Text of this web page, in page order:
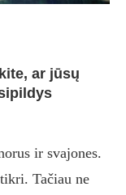
ar jūsų
ir svajones.
Tačiau ne